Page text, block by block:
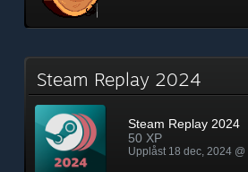
Steam Replay 2024
Steam Replay 2024
50 XP
Upplåst 18 dec, 2024 @